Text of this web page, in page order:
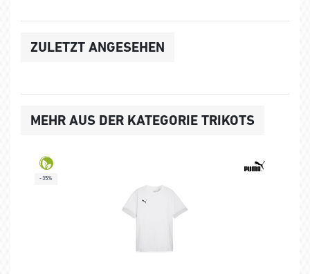
ZULETZT ANGESEHEN
MEHR AUS DER KATEGORIE TRIKOTS
-35%